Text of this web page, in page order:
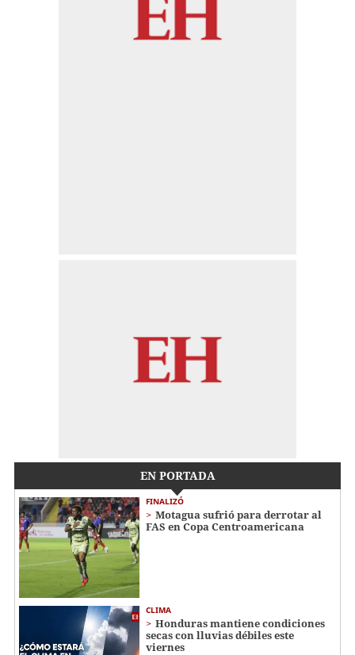
EN PORTADA
FINALIZÓ
Motagua sufrió para derrotar al
FAS en Copa Centroamericana
CLIMA
Honduras mantiene condiciones
secas con lluvias débiles este
viernes